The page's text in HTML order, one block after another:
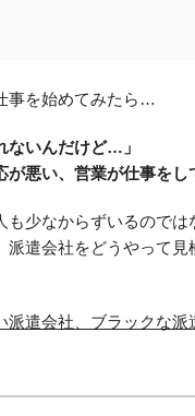
事を始めてみたら…
ないんだけど…」
が悪い、営業が仕事をし
も少なからずいるので
派遣会社をどうやって
派遣会社、ブラックな